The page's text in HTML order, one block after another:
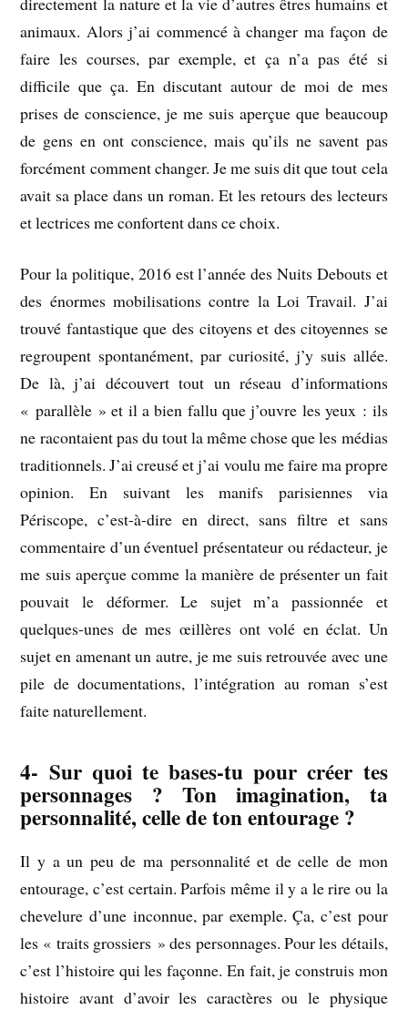
animaux. Alors j’ai commencé à changer ma façon de
faire les courses, par exemple, et ça n’a pas été si
difficile que ça. En discutant autour de moi de mes
prises de conscience, je me suis aperçue que beaucoup
de gens en ont conscience, mais qu’ils ne savent pas
forcément comment changer. Je me suis dit que tout cela
avait sa place dans un roman. Et les retours des lecteurs
et lectrices me confortent dans ce choix.
Pour la politique, 2016 est l’année des Nuits Debouts et
des énormes mobilisations contre la Loi Travail. J’ai
trouvé fantastique que des citoyens et des citoyennes se
regroupent spontanément, par curiosité, j’y suis allée.
De là, j’ai découvert tout un réseau d’informations
« parallèle » et il a bien fallu que j’ouvre les yeux : ils
ne racontaient pas du tout la même chose que les médias
traditionnels. J’ai creusé et j’ai voulu me faire ma propre
opinion. En suivant les manifs parisiennes via
Périscope, c’est-à-dire en direct, sans filtre et sans
commentaire d’un éventuel présentateur ou rédacteur, je
me suis aperçue comme la manière de présenter un fait
pouvait le déformer. Le sujet m’a passionnée et
quelques-unes de mes œillères ont volé en éclat. Un
sujet en amenant un autre, je me suis retrouvée avec une
pile de documentations, l’intégration au roman s’est
faite naturellement.
4- Sur quoi te bases-tu pour créer tes
personnages ? Ton imagination, ta
personnalité, celle de ton entourage ?
Il y a un peu de ma personnalité et de celle de mon
entourage, c’est certain. Parfois même il y a le rire ou la
chevelure d’une inconnue, par exemple. Ça, c’est pour
les « traits grossiers » des personnages. Pour les détails,
c’est l’histoire qui les façonne. En fait, je construis mon
histoire avant d’avoir les caractères ou le physique